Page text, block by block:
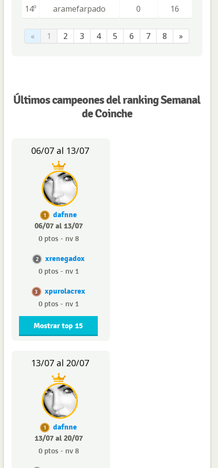
14º aramefarpado 0 16
« 1 2 3 4 5 6 7 8 »
Últimos campeones del ranking Semanal
de Coinche
06/07 al 13/07
1
dafnne
06/07 al 13/07
0 ptos - nv 8
2 xrenegadox
0 ptos - nv 1
3 xpurolacrex
0 ptos - nv 1
Mostrar top 15
13/07 al 20/07
1
dafnne
13/07 al 20/07
0 ptos - nv 8